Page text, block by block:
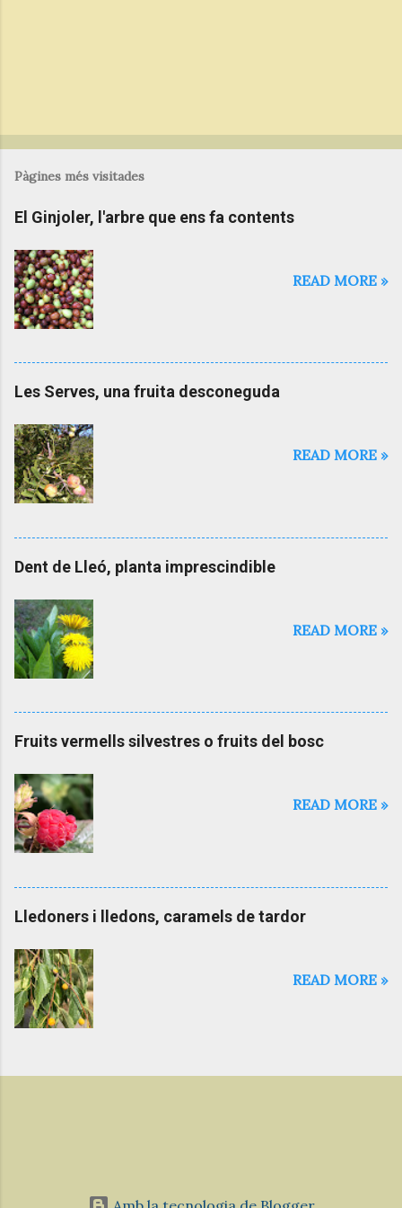
Pàgines més visitades
El Ginjoler, l'arbre que ens fa contents
READ MORE »
Les Serves, una fruita desconeguda
READ MORE »
Dent de Lleó, planta imprescindible
READ MORE »
Fruits vermells silvestres o fruits del bosc
READ MORE »
Lledoners i lledons, caramels de tardor
READ MORE »